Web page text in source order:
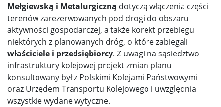
Mełgiewską i Metalurgiczną dotyczą włączenia części
terenów zarezerwowanych pod drogi do obszaru
aktywności gospodarczej, a także korekt przebiegu
niektórych z planowanych dróg, o które zabiegali
właściciele i przedsiębiorcy. Z uwagi na sąsiedztwo
infrastruktury kolejowej projekt zmian planu
konsultowany był z Polskimi Kolejami Państwowymi
oraz Urzędem Transportu Kolejowego i uwzględnia
wszystkie wydane wytyczne.